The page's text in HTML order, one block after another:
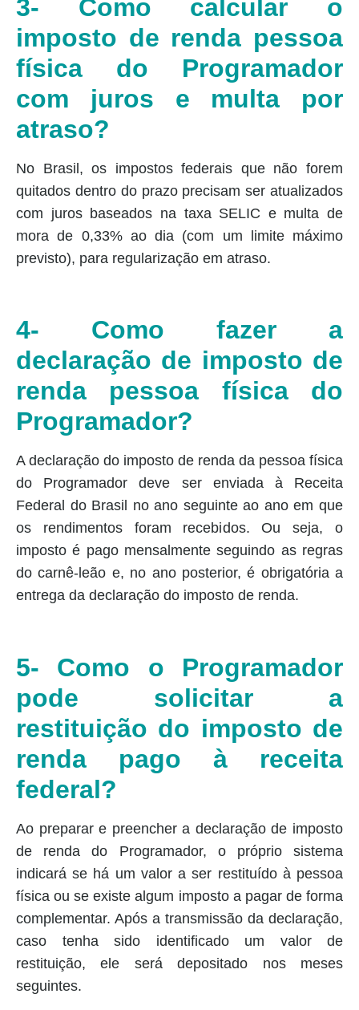
3- Como calcular o
imposto de renda pessoa
física do Programador
com juros e multa por
atraso?
No Brasil, os impostos federais que não forem
quitados dentro do prazo precisam ser atualizados
com juros baseados na taxa SELIC e multa de
mora de 0,33% ao dia (com um limite máximo
previsto), para regularização em atraso.
4- Como fazer a
declaração de imposto de
renda pessoa física do
Programador?
A declaração do imposto de renda da pessoa física
do Programador deve ser enviada à Receita
Federal do Brasil no ano seguinte ao ano em que
os rendimentos foram recebidos. Ou seja, o
imposto é pago mensalmente seguindo as regras
do carnê-leão e, no ano posterior, é obrigatória a
entrega da declaração do imposto de renda.
5- Como o Programador
pode solicitar a
restituição do imposto de
renda pago à receita
federal?
Ao preparar e preencher a declaração de imposto
de renda do Programador, o próprio sistema
indicará se há um valor a ser restituído à pessoa
física ou se existe algum imposto a pagar de forma
complementar. Após a transmissão da declaração,
caso tenha sido identificado um valor de
restituição, ele será depositado nos meses
seguintes.